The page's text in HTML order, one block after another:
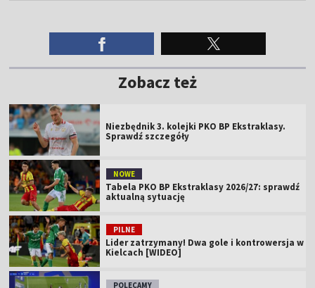
Zobacz też
Niezbędnik 3. kolejki PKO BP Ekstraklasy.
Sprawdź szczegóły
NOWE
Tabela PKO BP Ekstraklasy 2026/27: sprawdź
aktualną sytuację
PILNE
Lider zatrzymany! Dwa gole i kontrowersja w
Kielcach [WIDEO]
POLECAMY